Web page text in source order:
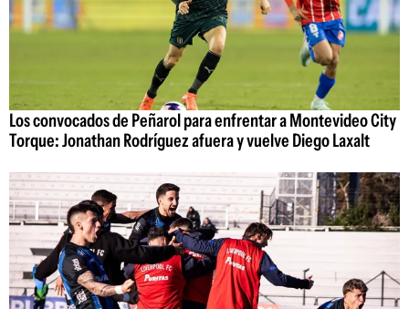
Los convocados de Peñarol para enfrentar a Montevideo City
Torque: Jonathan Rodríguez afuera y vuelve Diego Laxalt